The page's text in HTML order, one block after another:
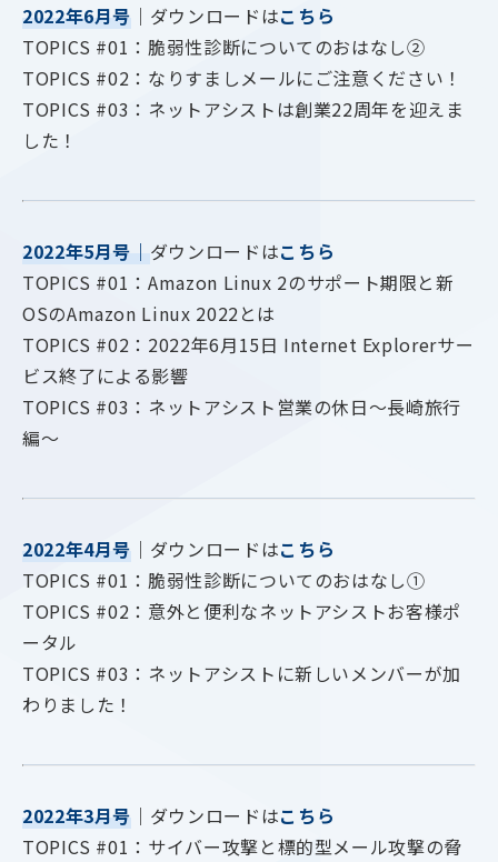
2022年6月号 ｜ダウンロードはこちら
TOPICS #01：脆弱性診断についてのおはなし②
TOPICS #02：なりすましメールにご注意ください！
TOPICS #03：ネットアシストは創業22周年を迎えま
した！
2022年5月号 ｜ ダウンロードはこちら
TOPICS #01：Amazon Linux 2のサポート期限と新
OSのAmazon Linux 2022とは
TOPICS #02：2022年6月15日 Internet Explorerサー
ビス終了による影響
TOPICS #03：ネットアシスト営業の休日～長崎旅行
編～
2022年4月号 ｜ダウンロードはこちら
TOPICS #01：脆弱性診断についてのおはなし①
TOPICS #02：意外と便利なネットアシストお客様ポ
ータル
TOPICS #03：ネットアシストに新しいメンバーが加
わりました！
2022年3月号 ｜ダウンロードはこちら
TOPICS #01：サイバー攻撃と標的型メール攻撃の脅